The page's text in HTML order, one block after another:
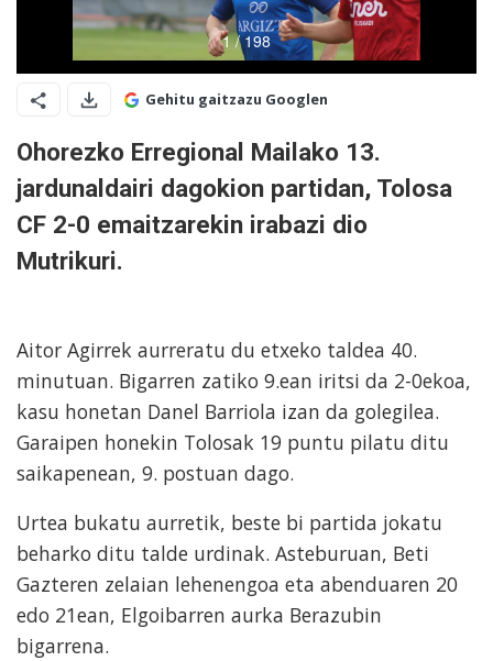
Gehitu gaitzazu Googlen
Ohorezko Erregional Mailako 13.
jardunaldairi dagokion partidan, Tolosa
CF 2-0 emaitzarekin irabazi dio
Mutrikuri.
Aitor Agirrek aurreratu du etxeko taldea 40.
minutuan. Bigarren zatiko 9.ean iritsi da 2-0ekoa,
kasu honetan Danel Barriola izan da golegilea.
Garaipen honekin Tolosak 19 puntu pilatu ditu
saikapenean, 9. postuan dago.
Urtea bukatu aurretik, beste bi partida jokatu
beharko ditu talde urdinak. Asteburuan, Beti
Gazteren zelaian lehenengoa eta abenduaren 20
edo 21ean, Elgoibarren aurka Berazubin
bigarrena.